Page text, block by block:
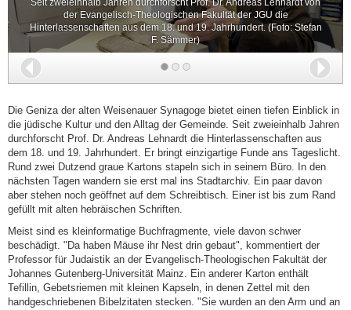
Seit zweieinhalb Jahren durchforscht Prof. Dr. Andreas Lehnardt von
der Evangelisch-Theologischen Fakultät der JGU die
Hinterlassenschaften aus dem 18. und 19. Jahrhundert. (Foto: Stefan
F. Sämmer)
Zurück
Die Geniza der alten Weisenauer Synagoge bietet einen tiefen Einblick in
die jüdische Kultur und den Alltag der Gemeinde. Seit zweieinhalb Jahren
durchforscht Prof. Dr. Andreas Lehnardt die Hinterlassenschaften aus
dem 18. und 19. Jahrhundert. Er bringt einzigartige Funde ans Tageslicht.
Rund zwei Dutzend graue Kartons stapeln sich in seinem Büro. In den
nächsten Tagen wandern sie erst mal ins Stadtarchiv. Ein paar davon
aber stehen noch geöffnet auf dem Schreibtisch. Einer ist bis zum Rand
gefüllt mit alten hebräischen Schriften.
Meist sind es kleinformatige Buchfragmente, viele davon schwer
beschädigt. "Da haben Mäuse ihr Nest drin gebaut", kommentiert der
Professor für Judaistik an der Evangelisch-Theologischen Fakultät der
Johannes Gutenberg-Universität Mainz. Ein anderer Karton enthält
Tefillin, Gebetsriemen mit kleinen Kapseln, in denen Zettel mit den
handgeschriebenen Bibelzitaten stecken. "Sie wurden an den Arm und an